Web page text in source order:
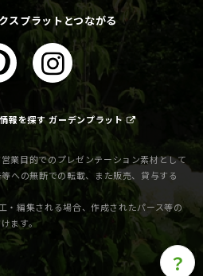
スプラットとつながる
報を探す ガーデンプラット
業目的でのプレゼンテーション素材として
への無断での転載、また販売、貸与する
・編集される場合、作成されたパース等の
ます。
？